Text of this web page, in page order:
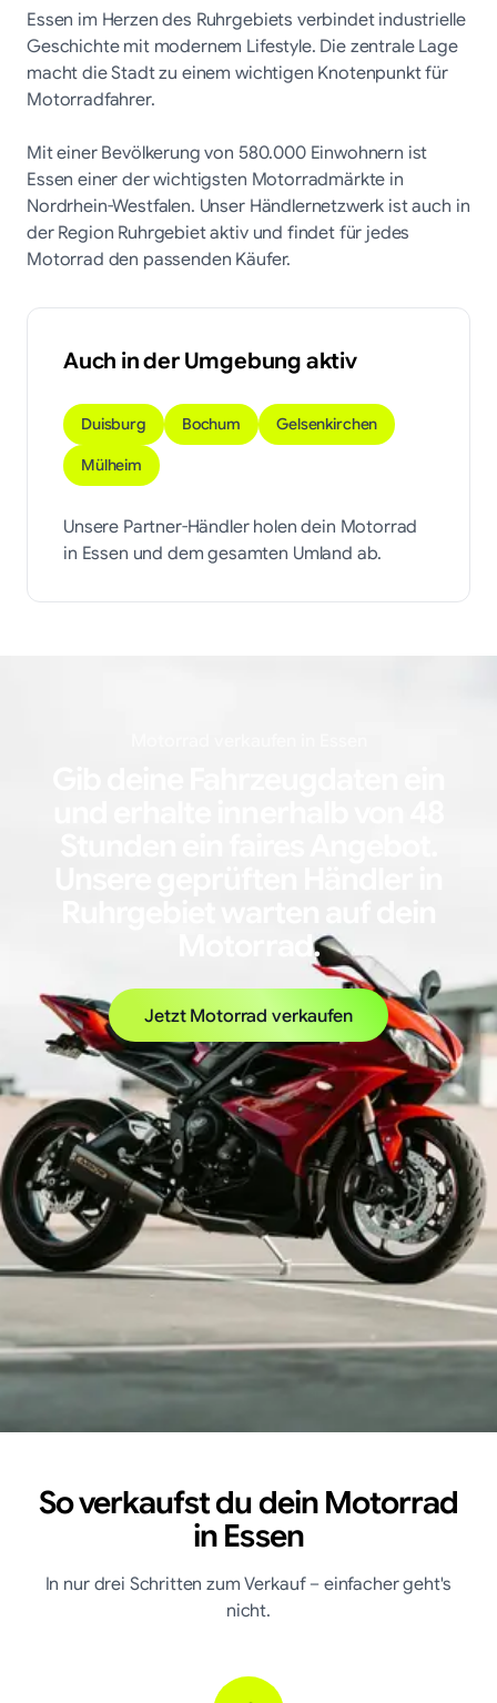
Essen im Herzen des Ruhrgebiets verbindet industrielle
Geschichte mit modernem Lifestyle. Die zentrale Lage
macht die Stadt zu einem wichtigen Knotenpunkt für
Motorradfahrer.
Mit einer Bevölkerung von 580.000Einwohnern ist
Esseneiner der wichtigsten Motorradmärkte in
Nordrhein-Westfalen. Unser Händlernetzwerk ist auch in
der RegionRuhrgebietaktiv und findet für jedes
Motorrad den passenden Käufer.
Auch in der Umgebung aktiv
Duisburg Bochum
Gelsenkirchen
Mülheim
Unsere Partner-Händler holen dein Motorrad
in Essen und dem gesamten Umland ab.
Motorrad.
Jetzt Motorrad verkaufen
So verkaufst du dein Motorrad
inEssen
In nur drei Schritten zum Verkauf – einfacher geht's
nicht.